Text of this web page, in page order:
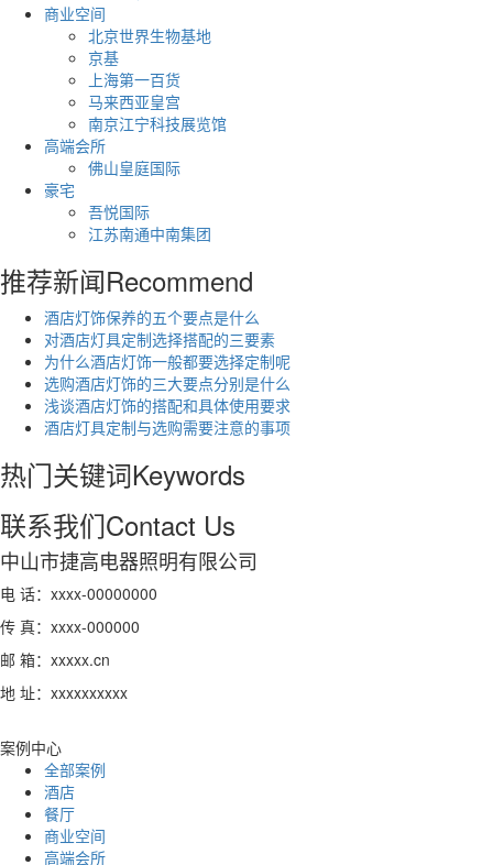
商业空间
北京世界生物基地
京基
上海第一百货
马来西亚皇宫
南京江宁科技展览馆
高端会所
佛山皇庭国际
豪宅
吾悦国际
江苏南通中南集团
推荐新闻Recommend
酒店灯饰保养的五个要点是什么
对酒店灯具定制选择搭配的三要素
为什么酒店灯饰一般都要选择定制呢
选购酒店灯饰的三大要点分别是什么
浅谈酒店灯饰的搭配和具体使用要求
酒店灯具定制与选购需要注意的事项
热门关键词Keywords
联系我们Contact Us
中山市捷高电器照明有限公司
电 话：xxxx-00000000
传 真：xxxx-000000
邮 箱：xxxxx.cn
地 址：xxxxxxxxxx
案例中心
全部案例
酒店
餐厅
商业空间
高端会所